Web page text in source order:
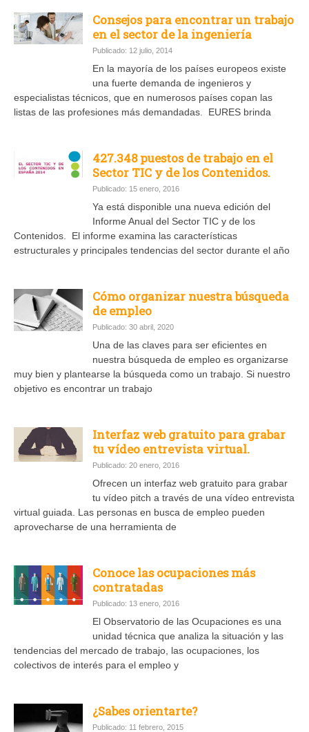
Consejos para encontrar un trabajo
en el sector de la ingeniería
Publicado: 12 julio, 2014
En la mayoría de los países europeos existe
una fuerte demanda de ingenieros y
especialistas técnicos, que en numerosos países copan las
listas de las profesiones más demandadas. EURES brinda
427.348 puestos de trabajo en el
Sector TIC y de los Contenidos.
Publicado: 15 enero, 2016
Ya está disponible una nueva edición del
Informe Anual del Sector TIC y de los
Contenidos. El informe examina las características
estructurales y principales tendencias del sector durante el año
Cómo organizar nuestra búsqueda
de empleo
Publicado: 30 abril, 2020
Una de las claves para ser eficientes en
nuestra búsqueda de empleo es organizarse
muy bien y plantearse la búsqueda como un trabajo. Si nuestro
objetivo es encontrar un trabajo
Interfaz web gratuito para grabar
tu vídeo entrevista virtual.
Publicado: 20 enero, 2016
Ofrecen un interfaz web gratuito para grabar
tu vídeo pitch a través de una vídeo entrevista
virtual guiada. Las personas en busca de empleo pueden
aprovecharse de una herramienta de
Conoce las ocupaciones más
contratadas
Publicado: 13 enero, 2016
El Observatorio de las Ocupaciones es una
unidad técnica que analiza la situación y las
tendencias del mercado de trabajo, las ocupaciones, los
colectivos de interés para el empleo y
¿Sabes orientarte?
Publicado: 11 febrero, 2015